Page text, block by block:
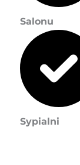
Salonu
Sypialni